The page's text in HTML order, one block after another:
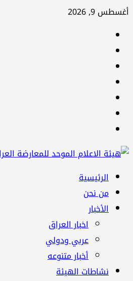
تخطي
أغسطس 9, 2026
القائمة
الرئيسية
الرئيسية
من نحن
الأخبار
اخبار العراق
عربي ودولي
أخبار متنوعه
نشاطات الهيئة